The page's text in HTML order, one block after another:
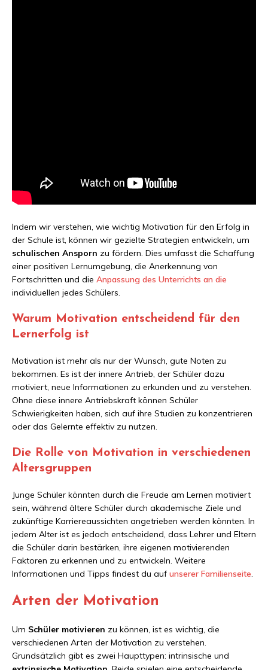
Indem wir verstehen, wie wichtig Motivation für den Erfolg in
der Schule ist, können wir gezielte Strategien entwickeln, um
schulischen Ansporn zu fördern. Dies umfasst die Schaffung
einer positiven Lernumgebung, die Anerkennung von
Fortschritten und die Anpassung des Unterrichts an die
individuellen jedes Schülers.
Warum Motivation entscheidend für den
Lernerfolg ist
Motivation ist mehr als nur der Wunsch, gute Noten zu
bekommen. Es ist der innere Antrieb, der Schüler dazu
motiviert, neue Informationen zu erkunden und zu verstehen.
Ohne diese innere Antriebskraft können Schüler
Schwierigkeiten haben, sich auf ihre Studien zu konzentrieren
oder das Gelernte effektiv zu nutzen.
Die Rolle von Motivation in verschiedenen
Altersgruppen
Junge Schüler könnten durch die Freude am Lernen motiviert
sein, während ältere Schüler durch akademische Ziele und
zukünftige Karriereaussichten angetrieben werden könnten. In
jedem Alter ist es jedoch entscheidend, dass Lehrer und Eltern
die Schüler darin bestärken, ihre eigenen motivierenden
Faktoren zu erkennen und zu entwickeln. Weitere
Informationen und Tipps findest du auf unserer Familienseite.
Arten der Motivation
Um Schüler motivieren zu können, ist es wichtig, die
verschiedenen Arten der Motivation zu verstehen.
Grundsätzlich gibt es zwei Haupttypen: intrinsische und